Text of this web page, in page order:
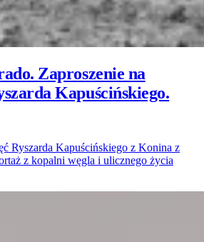
Zaproszenie na
Kapuścińskiego.
Ryszarda Kapuścińskiego z Konina z
z kopalni węgla i ulicznego życia